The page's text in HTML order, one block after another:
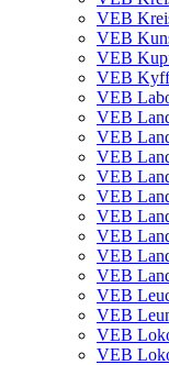
VEB
VEB
VEB
VEB
VEB
VEB
VEB
VEB
VEB
VEB
VEB
VEB
VEB
VEB
VEB
VEB
VEB
VEB